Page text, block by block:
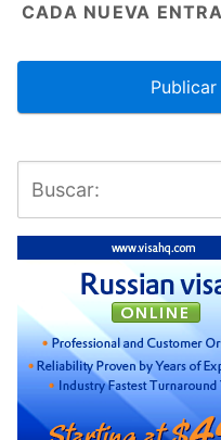
CADA NUEVA